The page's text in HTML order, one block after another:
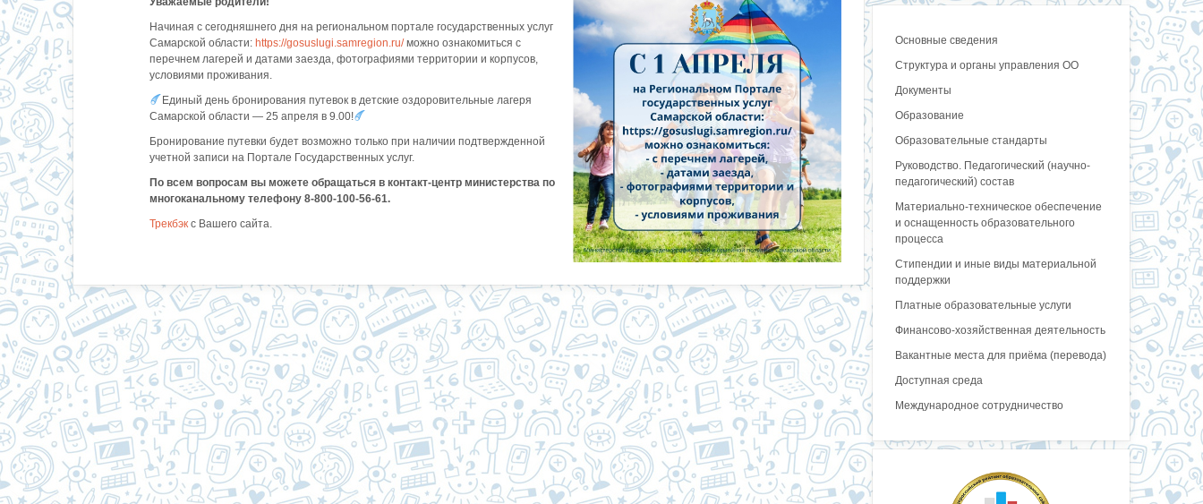
Начиная с сегодняшнего дня на региональном портале государственных услуг
Самарской области: https://gosuslugi.samregion.ru/можно ознакомиться с
перечнем лагерей и датами заезда, фотографиями территории и корпусов,
условиями проживания.
Единый день бронирования путевок в детские оздоровительные лагеря
Самарской области — 25 апреля в 9.00!
Бронирование путевки будет возможно только при наличии подтвержденной
учетной записи на Портале Государственных услуг.
По всем вопросам вы можете обращаться в контакт-центр министерства по
многоканальному телефону 8-800-100-56-61.
Трекбэк с Вашего сайта.
Основные сведения
Структура и органы управления ОО
Документы
Образование
Образовательные стандарты
Руководство. Педагогический (научно-
педагогический) состав
Материально-техническое обеспечение
и оснащенность образовательного
процесса
Стипендии и иные виды материальной
поддержки
Платные образовательные услуги
Финансово-хозяйственная деятельность
Вакантные места для приёма (перевода)
Доступная среда
Международное сотрудничество